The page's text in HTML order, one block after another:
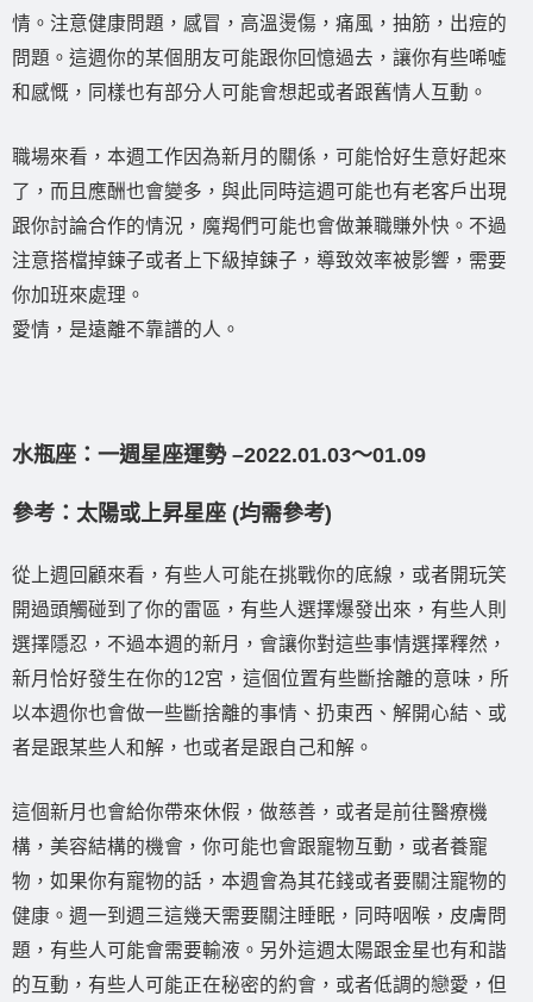
情。注意健康問題，感冒，高溫燙傷，痛風，抽筋，出痘的
問題。這週你的某個朋友可能跟你回憶過去，讓你有些唏噓
和感慨，同樣也有部分人可能會想起或者跟舊情人互動。
職場來看，本週工作因為新月的關係，可能恰好生意好起來
了，而且應酬也會變多，與此同時這週可能也有老客戶出現
跟你討論合作的情況，魔羯們可能也會做兼職賺外快。不過
注意搭檔掉鍊子或者上下級掉鍊子，導致效率被影響，需要
你加班來處理。
愛情，是遠離不靠譜的人。
水瓶座：一週星座運勢 –2022.01.03〜01.09
參考：太陽或上昇星座 (均需參考)
從上週回顧來看，有些人可能在挑戰你的底線，或者開玩笑
開過頭觸碰到了你的雷區，有些人選擇爆發出來，有些人則
選擇隱忍，不過本週的新月，會讓你對這些事情選擇釋然，
新月恰好發生在你的12宮，這個位置有些斷捨離的意味，所
以本週你也會做一些斷捨離的事情、扔東西、解開心結、或
者是跟某些人和解，也或者是跟自己和解。
這個新月也會給你帶來休假，做慈善，或者是前往醫療機
構，美容結構的機會，你可能也會跟寵物互動，或者養寵
物，如果你有寵物的話，本週會為其花錢或者要關注寵物的
健康。週一到週三這幾天需要關注睡眠，同時咽喉，皮膚問
題，有些人可能會需要輸液。另外這週太陽跟金星也有和諧
的互動，有些人可能正在秘密的約會，或者低調的戀愛，但